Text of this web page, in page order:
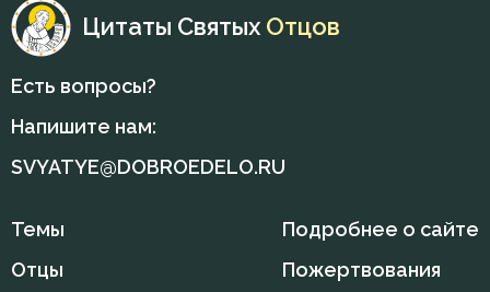
Печаль по Богу
Плач
Плоть
Подготовка к смерти
Познание себя
Цитаты Святых Отцов
Есть вопросы?
Напишите нам:
SVYATYE@DOBROEDELO.RU
Темы
Отцы
Подробнее о сайте
Пожертвования